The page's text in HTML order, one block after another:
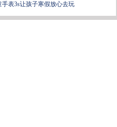
手表3s让孩子寒假放心去玩